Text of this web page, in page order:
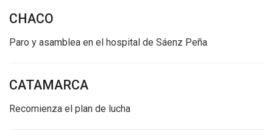
CHACO
Paro y asamblea en el hospital de Sáenz Peña
CATAMARCA
Recomienza el plan de lucha